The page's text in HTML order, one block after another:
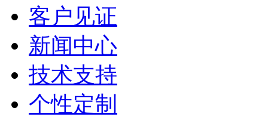
客户见证
新闻中心
技术支持
个性定制